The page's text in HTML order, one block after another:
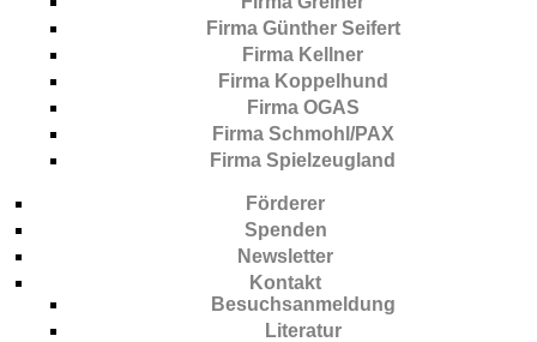
Firma Günther Seifert
Firma Kellner
Firma Koppelhund
Firma OGAS
Firma Schmohl/PAX
Firma Spielzeugland
Förderer
Spenden
Newsletter
Kontakt
Besuchsanmeldung
Literatur